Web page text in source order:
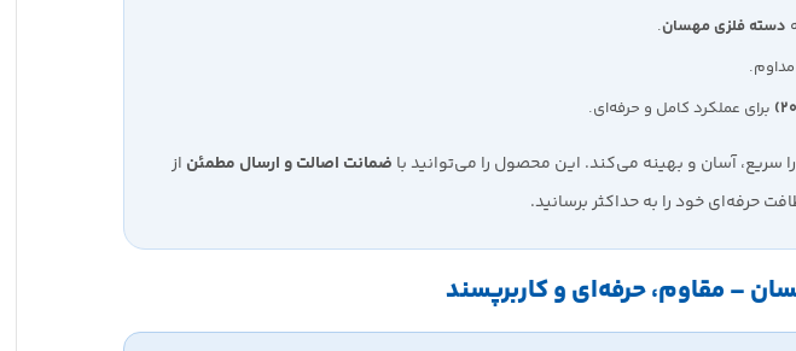
دسته فلزی مهسان.
مداوم.
برای عملکرد کامل و حرفه‌ای.
سریع، آسان و بهینه می‌کند. این محصول را می‌توانید با ضمانت اصالت و ارسال مطمئن از
حرفه‌ای خود را به حداکثر برسانید.
– مقاوم، حرفه‌ای و کاربرپسند